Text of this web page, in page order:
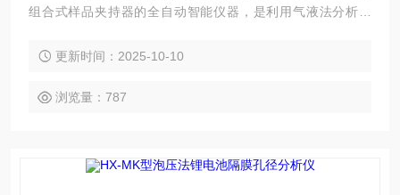
组合式样品夹持器的全自动智能仪器，是利用气液法分析滤
孔径、*小孔径、平均孔径、孔径分布及渗透率的专用分析仪
等行业。
更新时间：2025-10-10
浏览量：787